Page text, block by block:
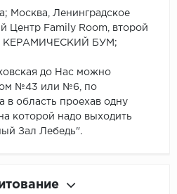
Москва, Ленинградское
Центр Family Room, второй
КЕРАМИЧЕСКИЙ БУМ;
до Нас можно
№43 или №6, по
в область проехав одну
которой надо выходить
Зал Лебедь".